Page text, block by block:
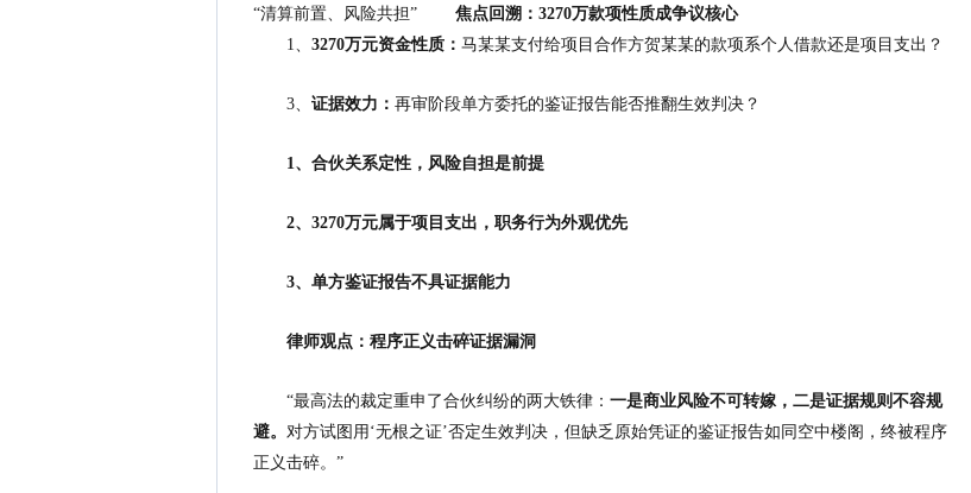
“清算前置、风险共担”
焦点回溯：3270万款项性质成争议核心
1、 3270万元资金性质： 马某某支付给项目合作方贺某某的款项系个人借款还是项目支出？
3、 证据效力： 再审阶段单方委托的鉴证报告能否推翻生效判决？
1、合伙关系定性，风险自担是前提
2、3270万元属于项目支出，职务行为外观优先
3、单方鉴证报告不具证据能力
律师观点：程序正义击碎证据漏洞
“最高法的裁定重申了合伙纠纷的两大铁律： 一是商业风险不可转嫁，二是证据规则不容规
避。 对方试图用‘无根之证’否定生效判决，但缺乏原始凭证的鉴证报告如同空中楼阁，终被程序
正义击碎。”